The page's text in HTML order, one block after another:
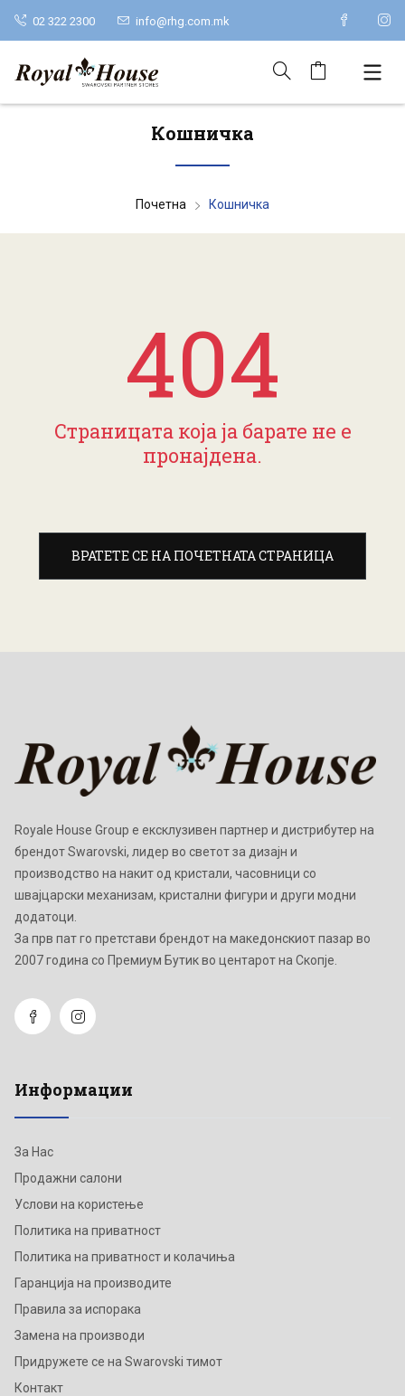
02 322 2300 info@rhg.com.mk
Кошничка
Почетна Кошничка
404
Страницата која ја барате не е
пронајдена.
ВРАТЕТЕ СЕ НА ПОЧЕТНАТА СТРАНИЦА
Royale House Group е ексклузивен партнер и дистрибутер на
брендот Swarovski, лидер во светот за дизајн и
производство на накит од кристали, часовници со
швајцарски механизам, кристални фигури и други модни
додатоци.
Зa прв пат го претстави брендот на македонскиот пазар во
2007 година со Премиум Бутик во центарот на Скопје.
Информации
За Нас
Продажни салони
Услови на користење
Политика на приватност
Политика на приватност и колачиња
Гаранција на производите
Правила за испорака
Замена на производи
Придружете се на Swarovski тимот
Контакт